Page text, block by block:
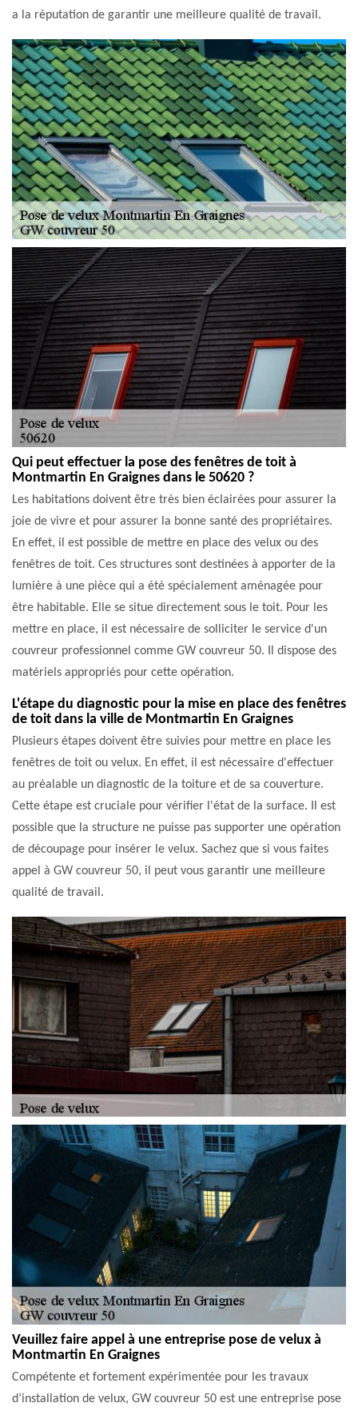
a la réputation de garantir une meilleure qualité de travail.
Qui peut effectuer la pose des fenêtres de toit à
Montmartin En Graignes dans le 50620 ?
Les habitations doivent être très bien éclairées pour assurer la
joie de vivre et pour assurer la bonne santé des propriétaires.
En effet, il est possible de mettre en place des velux ou des
fenêtres de toit. Ces structures sont destinées à apporter de la
lumière à une pièce qui a été spécialement aménagée pour
être habitable. Elle se situe directement sous le toit. Pour les
mettre en place, il est nécessaire de solliciter le service d'un
couvreur professionnel comme GW couvreur 50. Il dispose des
matériels appropriés pour cette opération.
L'étape du diagnostic pour la mise en place des fenêtres
de toit dans la ville de Montmartin En Graignes
Plusieurs étapes doivent être suivies pour mettre en place les
fenêtres de toit ou velux. En effet, il est nécessaire d'effectuer
au préalable un diagnostic de la toiture et de sa couverture.
Cette étape est cruciale pour vérifier l'état de la surface. Il est
possible que la structure ne puisse pas supporter une opération
de découpage pour insérer le velux. Sachez que si vous faites
appel à GW couvreur 50, il peut vous garantir une meilleure
qualité de travail.
Veuillez faire appel à une entreprise pose de velux à
Montmartin En Graignes
Compétente et fortement expérimentée pour les travaux
d’installation de velux, GW couvreur 50 est une entreprise pose